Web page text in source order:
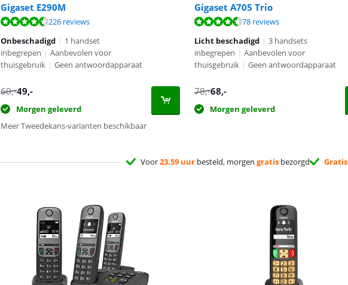
Gigaset E290M
Beoordeling is 8,6 van de 10, gebaseerd op 226 reviews.
226 reviews
Onbeschadigd | 1 handset
inbegrepen | Aanbevolen voor
thuisgebruik | Geen antwoordapparaat
60,-49,-
Morgen geleverd
Meer Tweedekans-varianten beschikbaar
Gigaset A705 Trio
Beoordeling is 8,5 van de 10, gebaseerd op 78 reviews.
78 reviews
Licht beschadigd | 3 handsets
inbegrepen | Aanbevolen voor
thuisgebruik | Geen antwoordapparaat
78,-68,-
Morgen geleverd
Beoordeling is 8,1 van de 10, gebaseerd op 75 reviews.
Voor23.59 uur besteld, morgen gratis bezorgd Gratis